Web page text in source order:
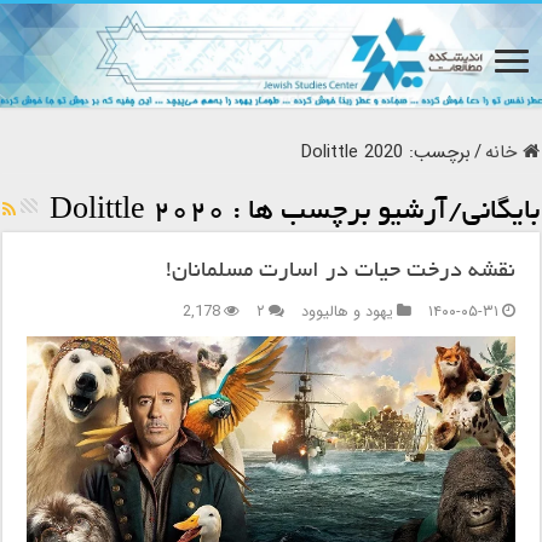
خانه/برچسب: Dolittle 2020
بایگانی/آرشیو برچسب ها : Dolittle 2020
نقشه درخت حیات در اسارت مسلمانان!
۱۴۰۰-۰۵-۳۱
یهود و هالیوود ۲ 2,178